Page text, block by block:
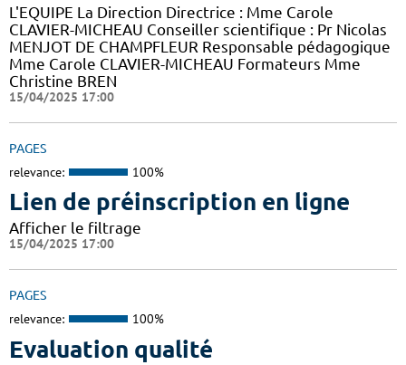
L'EQUIPE La Direction Directrice : Mme Carole
CLAVIER-MICHEAU Conseiller scientifique : Pr Nicolas
MENJOT DE CHAMPFLEUR Responsable pédagogique
Mme Carole CLAVIER-MICHEAU Formateurs Mme
Christine BREN
15/04/2025 17:00
PAGES
relevance: 100%
Lien de préinscription en ligne
Afficher le filtrage
15/04/2025 17:00
PAGES
relevance: 100%
Evaluation qualité